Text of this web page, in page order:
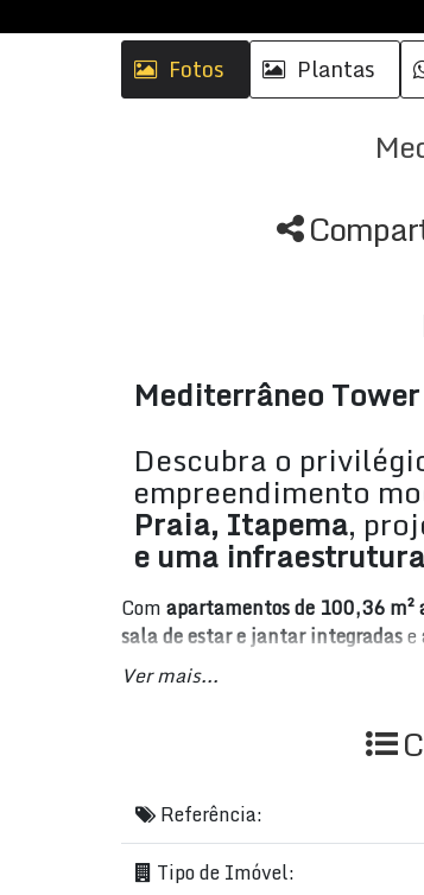
Fotos Plantas
Mediterrâneo Tower
Descubra o
empreendimento
Praia, Itapema,
e uma
Comapartamentos de 100,36
sala de estar e jantar integradase
novo conceito de moradia no
Avenida principal e até um
infraestrutura de segurança e
Ver mais...
Referência:
Tipo de Imóvel: